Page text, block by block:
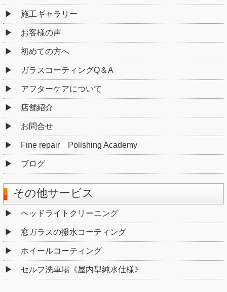
施工ギャラリー
お客様の声
初めての方へ
ガラスコーティングQ＆A
アフターケアについて
店舗紹介
お問合せ
Fine repair Polishing Academy
ブログ
その他サービス
ヘッドライトクリーニング
窓ガラスの撥水コーティング
ホイールコーティング
セルフ洗車場《屋内型純水仕様》